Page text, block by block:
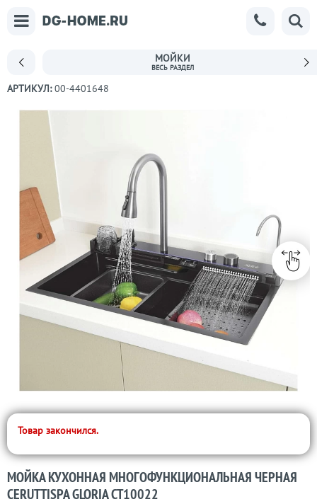
МОЙКИ
АРТИКУЛ:00-4401648
Товар закончился.
МОЙКА КУХОННАЯ МНОГОФУНКЦИОНАЛЬНАЯ ЧЕРНАЯ
CERUTTISPA GLORIA CT10022